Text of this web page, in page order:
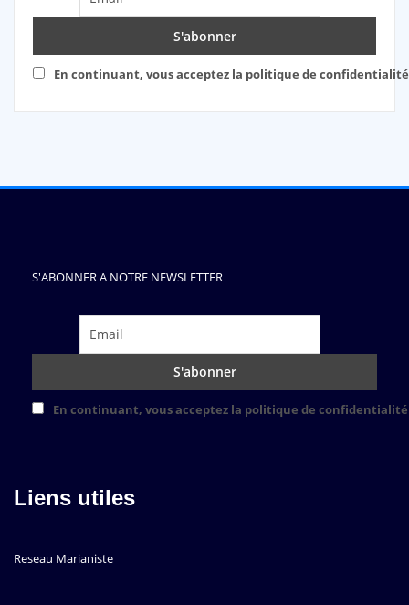
En continuant, vous acceptez la politique de confidentialité
S'ABONNER A NOTRE NEWSLETTER
En continuant, vous acceptez la politique de confidentialité
Liens utiles
Reseau Marianiste